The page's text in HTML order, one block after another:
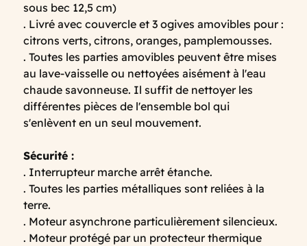
sous bec 12,5 cm)
. Livré avec couvercle et 3 ogives amovibles pour :
citrons verts, citrons, oranges, pamplemousses.
. Toutes les parties amovibles peuvent être mises
au lave-vaisselle ou nettoyées aisément à l'eau
chaude savonneuse. Il suffit de nettoyer les
différentes pièces de l'ensemble bol qui
s'enlèvent en un seul mouvement.
Sécurité :
. Interrupteur marche arrêt étanche.
. Toutes les parties métalliques sont reliées à la
terre.
. Moteur asynchrone particulièrement silencieux.
. Moteur protégé par un protecteur thermique